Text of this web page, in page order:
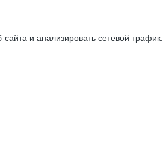
и анализировать сетевой трафик.